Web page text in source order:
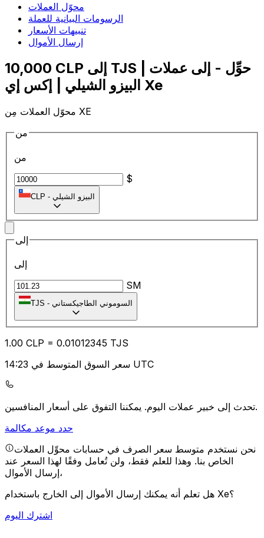
محوّل العملات
الرسومات البيانية للعملة
تنبيهات الأسعار
إرسال الأموال
10,000 CLP إلى TJS | حوِّل - إلى عملات
البيزو الشيلي | إكس إي Xe
محوّل العملات مِن XE
من
من
$
CLP - البيزو الشيلي
إلى
إلى
SM
TJS - السوموني الطاجيكستاني
1.00 CLP = 0.01012345 TJS
سعر السوق المتوسط في 14:23 UTC
تحدث إلى خبير عملات اليوم.يمكننا التفوق على أسعار المنافسين.
حدد موعد مكالمة
نحن نستخدم متوسط سعر الصرف في حسابات محوِّل العملات
الخاص بنا. وهذا للعلم فقط، ولن تُعامل وفقًا لهذا السعر عند
إرسال الأموال،
هل تعلم أنه يمكنك إرسال الأموال إلى الخارج باستخدام Xe؟
اشترك اليوم